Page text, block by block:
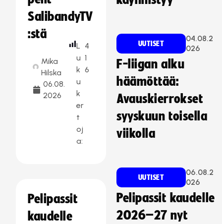
SalibandyTV
:stä
Mika
Hilska
06.08.
2026
L
u
k
u
k
er
t
oj
a:
4
1
6
Pelipassit
kaudelle
UUTISET
04.08.2
026
F-liigan alku
häämöttää:
Avauskierrokset
syyskuun toisella
viikolla
UUTISET
06.08.2
026
Pelipassit kaudelle
2026–27 nyt